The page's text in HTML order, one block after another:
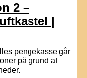
2 –
|
pengekasse går
på grund af